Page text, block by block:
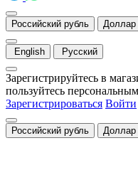
Российский рубль
English Русский
Зарегистрируйтесь в
пользуйтесь
Зарегистрироваться Войти
Российский рубль